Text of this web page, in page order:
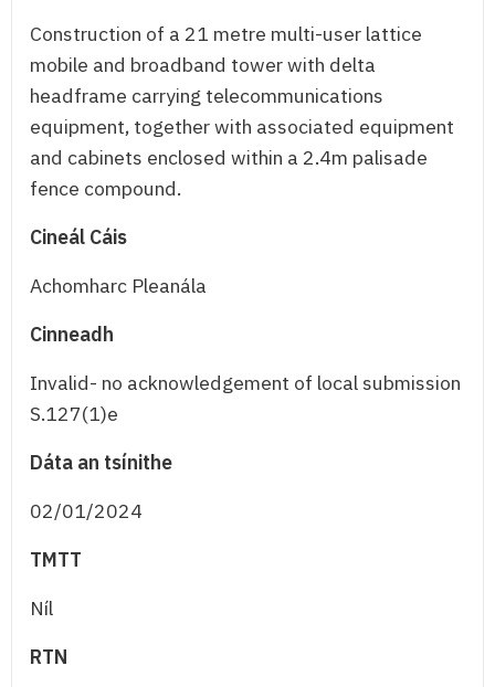
Construction of a 21 metre multi-user lattice
mobile and broadband tower with delta
headframe carrying telecommunications
equipment, together with associated equipment
and cabinets enclosed within a 2.4m palisade
fence compound.
Cineál Cáis
Achomharc Pleanála
Cinneadh
Invalid- no acknowledgement of local submission
S.127(1)e
Dáta an tsínithe
02/01/2024
TMTT
Níl
RTN